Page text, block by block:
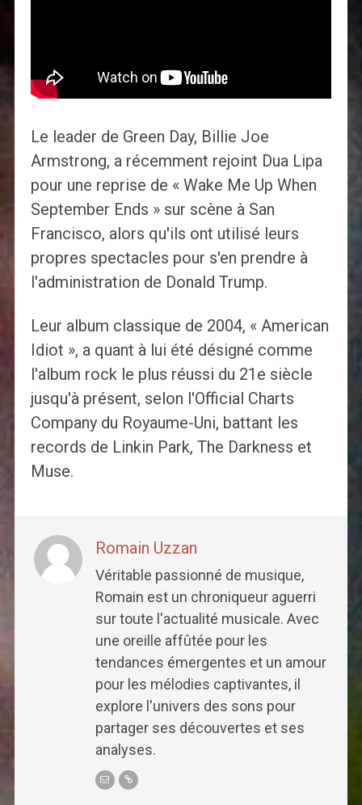
Le leader de Green Day, Billie Joe
Armstrong, a récemment rejoint Dua Lipa
pour une reprise de « Wake Me Up When
September Ends » sur scène à San
Francisco, alors qu'ils ont utilisé leurs
propres spectacles pour s'en prendre à
l'administration de Donald Trump.
Leur album classique de 2004, « American
Idiot », a quant à lui été désigné comme
l'album rock le plus réussi du 21e siècle
jusqu'à présent, selon l'Official Charts
Company du Royaume-Uni, battant les
records de Linkin Park, The Darkness et
Muse.
Romain Uzzan
Véritable passionné de musique,
Romain est un chroniqueur aguerri
sur toute l'actualité musicale. Avec
une oreille affûtée pour les
tendances émergentes et un amour
pour les mélodies captivantes, il
explore l'univers des sons pour
partager ses découvertes et ses
analyses.